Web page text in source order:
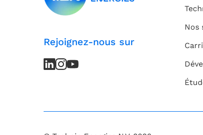
Rejoignez-nous sur
LinkedIn
LinkedIn
Instagram
Instagram
Youtube
Nos